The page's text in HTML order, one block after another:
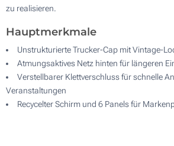
zu realisieren.
Hauptmerkmale
Unstrukturierte Trucker-Cap mit Vintage-
Atmungsaktives Netz hinten für längeren
Verstellbarer Klettverschluss für schnelle
Veranstaltungen
Recycelter Schirm und 6 Panels für